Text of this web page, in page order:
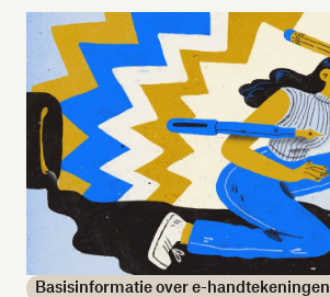
Basisinformatie over e-handtekeningen